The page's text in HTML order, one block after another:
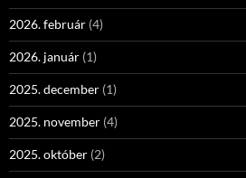
2026. február (4)
2026. január (1)
2025. december (1)
2025. november (4)
2025. október (2)